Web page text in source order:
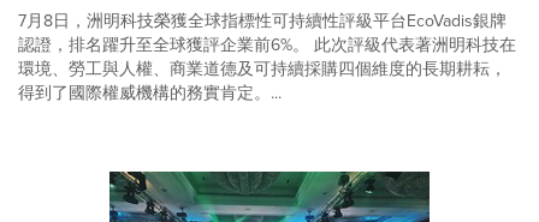
7月8日，洲明科技榮獲全球指標性可持續性評級平台EcoVadis銀牌
認證，排名躍升至全球獲評企業前6%。 此次評級代表著洲明科技在
環境、勞工與人權、商業道德及可持續採購四個維度的長期耕耘，
得到了國際權威機構的務實肯定。...